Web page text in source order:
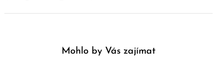
Mohlo by Vás zajímat